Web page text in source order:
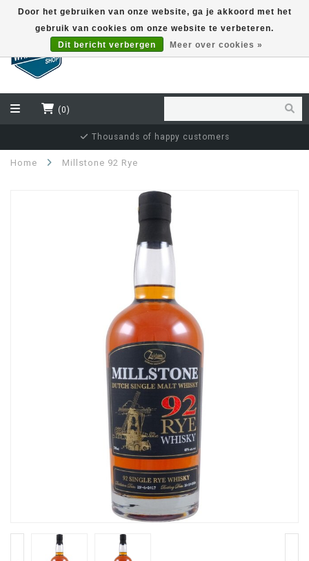
(0)
Thousands of happy customers
Home Millstone 92 Rye
Door het gebruiken van onze website, ga je akkoord met het
gebruik van cookies om onze website te verbeteren.
Dit bericht verbergen
Meer over cookies »